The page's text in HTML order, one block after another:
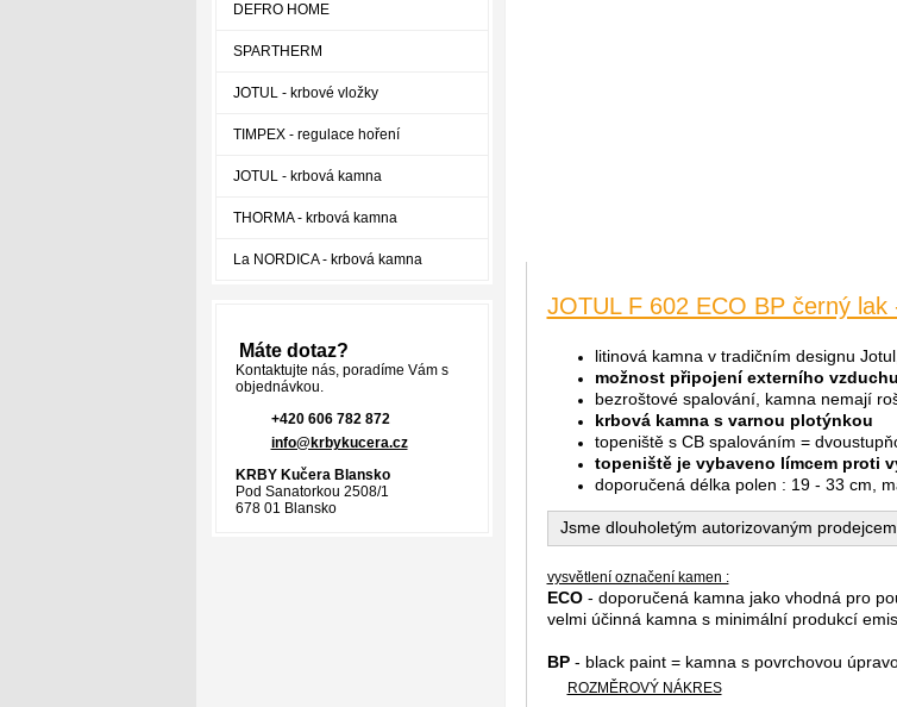
JOTUL F 602 ECO BP černý lak
litinová kamna v tradičním designu
možnost připojení externího
bezroštové spalování, kamna nemají
krbová kamna s varnou plotýnkou
topeniště s CB spalováním =
topeniště je vybaveno límcem proti
doporučená délka polen : 19 - 33 cm,
Jsme dlouholetým autorizovaným
vysvětlení označení kamen :
ECO- doporučená kamna jako vhodná pro
velmi účinná kamna s minimální produkcí
BP- black paint = kamna s povrchovou
ROZMĚROVÝ NÁKRES
DEFRO HOME
SPARTHERM
JOTUL - krbové vložky
TIMPEX - regulace hoření
JOTUL - krbová kamna
THORMA - krbová kamna
La NORDICA - krbová kamna
Máte dotaz?
Kontaktujte nás, poradíme Vám s
objednávkou.
+420 606 782 872
info@krbykucera.cz
KRBY Kučera Blansko
Pod Sanatorkou 2508/1
678 01 Blansko